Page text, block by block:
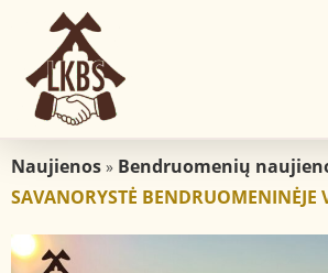
Naujienos » Bendruomenių
SAVANORYSTĖ BENDRUOMENINĖJE